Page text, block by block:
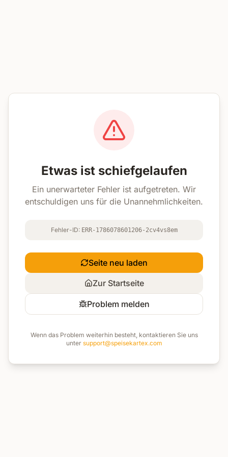
Etwas ist schiefgelaufen
Ein unerwarteter Fehler ist aufgetreten. Wir
entschuldigen uns für die Unannehmlichkeiten.
Fehler-ID: ERR-1786078601206-2cv4vs8em
Seite neu laden
Zur Startseite
Problem melden
Wenn das Problem weiterhin besteht, kontaktieren Sie uns
unter support@speisekartex.com